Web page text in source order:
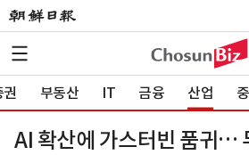
부동산 IT 금융 산업
AI 확산에 가스터빈 품귀…